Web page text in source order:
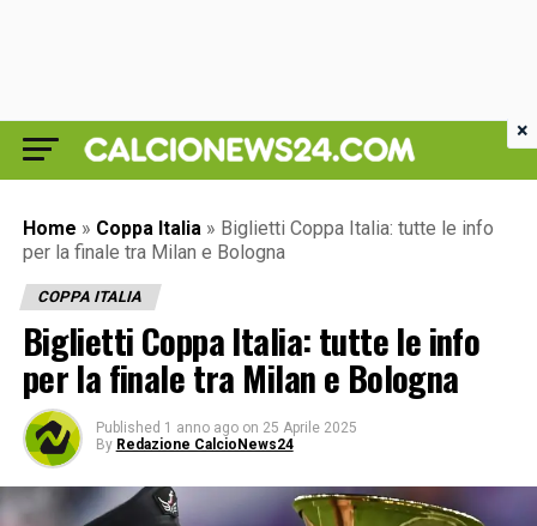
Home » Coppa Italia » Biglietti Coppa Italia: tutte le info
per la finale tra Milan e Bologna
COPPA ITALIA
Biglietti Coppa Italia: tutte le info
per la finale tra Milan e Bologna
Published 1 anno ago on 25 Aprile 2025
By Redazione CalcioNews24
×